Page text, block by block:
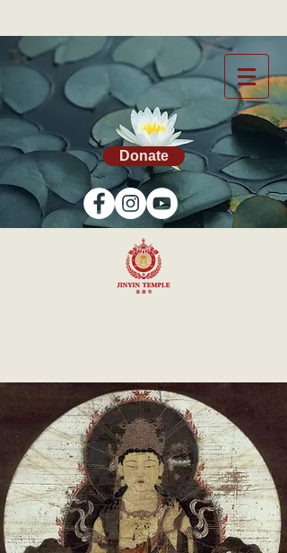
Donate